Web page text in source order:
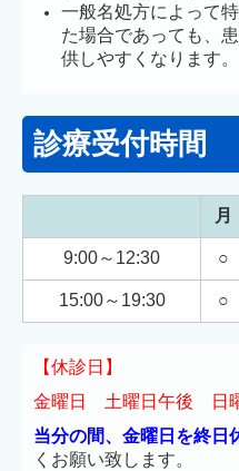
一般名処方によって
た場合であっても、
供しやすくなります。
診療受付時間
月
9:00～12:30 ○
15:00～ 19:30 ○
【休診日】
金曜日 土曜日午後 日
当分の間、金曜日を終日
くお願い致します。